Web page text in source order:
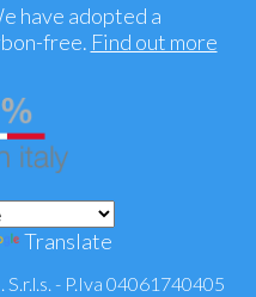
have adopted a
free. Find out more
Translate
- P.Iva 04061740405